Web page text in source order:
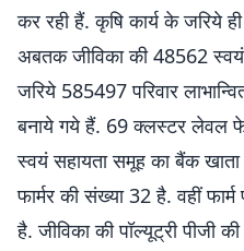
कर रही हैं. कृषि कार्य के जरिये
अबतक जीविका की 48562
जरिये 585497 परिवार
बनाये गये हैं. 69 क्लस्टर लेवल
स्वयं सहायता समूह का बैंक
फार्मर की संख्या 32 है. वहीं
है. जीविका की पॉल्यूट्री पीजी